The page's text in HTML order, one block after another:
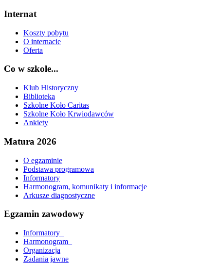
Internat
Koszty pobytu
O internacie
Oferta
Co w szkole...
Klub Historyczny
Biblioteka
Szkolne Koło Caritas
Szkolne Koło Krwiodawców
Ankiety
Matura 2026
O egzaminie
Podstawa programowa
Informatory
Harmonogram, komunikaty i informacje
Arkusze diagnostyczne
Egzamin zawodowy
Informatory_
Harmonogram_
Organizacja
Zadania jawne